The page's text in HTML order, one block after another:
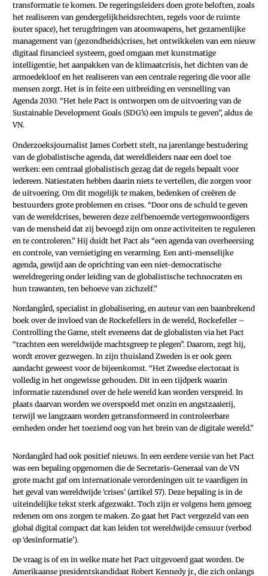
transformatie te komen. De regeringsleiders doen grote beloften, zoals
het realiseren van gendergelijkheidsrechten, regels voor de ruimte
(outer space), het terugdringen van ­atoomwapens, het gezamenlijke
management van (gezondheids)crises, het ontwikkelen van een nieuw
digitaal financieel systeem, goed omgaan met kunstmatige
intelligentie, het aanpakken van de klimaatcrisis, het dichten van de
armoedekloof en het realiseren van een centrale regering die voor alle
mensen zorgt. Het is in feite een uitbreiding en versnelling van
Agenda 2030. “Het hele Pact is ontworpen om de uitvoering van de
Sustainable Development Goals (SDG’s) een impuls te geven”, aldus de
VN.
Onderzoeksjournalist James Corbett stelt, na jarenlange bestudering
van de globalistische agenda, dat wereldleiders naar een doel toe
werken: een centraal globalistisch gezag dat de regels bepaalt voor
iedereen. Natiestaten hebben daarin niets te vertellen, die zorgen voor
de uitvoering. Om dit mogelijk te maken, bedenken of creëren de
bestuurders grote problemen en crises. “Door ons de schuld te geven
van de wereldcrises, beweren deze zelfbenoemde vertegenwoordigers
van de mensheid dat zij bevoegd zijn om onze activiteiten te reguleren
en te controleren.” Hij duidt het Pact als “een agenda van overheersing
en controle, van vernietiging en verarming. Een anti-menselijke
agenda, gewijd aan de oprichting van een niet-­democratische
wereldregering onder leiding van de globalistische technocraten en
hun trawanten, ten behoeve van zichzelf.”
Nordangård, specialist in globalisering, en auteur van een baanbrekend
boek over de invloed van de Rockefellers in de wereld, Rockefeller –
Controlling the Game, stelt eveneens dat de globalisten via het Pact
“trachten een wereldwijde machtsgreep te plegen”. Daarom, zegt hij,
wordt erover gezwegen. In zijn thuisland Zweden is er ook geen
aandacht geweest voor de bijeenkomst. “Het Zweedse electoraat is
volledig in het ongewisse gehouden. Dit in een tijdperk waarin
informatie razendsnel over de hele wereld kan worden verspreid. In
plaats daarvan worden we overspoeld met onzin en angstzaaierij,
terwijl we langzaam worden getransformeerd in controleerbare
eenheden onder het toeziend oog van het brein van de digitale wereld.”
Nordangård had ook positief nieuws. In een eerdere versie van het Pact
was een bepaling opgenomen die de Secretaris-Generaal van de VN
grote macht gaf om internationale verordeningen uit te vaardigen in
het geval van wereldwijde ‘crises’ (artikel 57). Deze bepaling is in de
uiteindelijke tekst sterk afgezwakt. Toch zijn er volgens hem genoeg
redenen om ons zorgen te maken. Zo gaat het Pact vergezeld van een
global digital compact dat kan leiden tot wereldwijde censuur (verbod
op ‘desinformatie’).
De vraag is of en in welke mate het Pact uitgevoerd gaat worden. De
Amerikaanse presidentskandidaat Robert Kennedy jr., die zich onlangs